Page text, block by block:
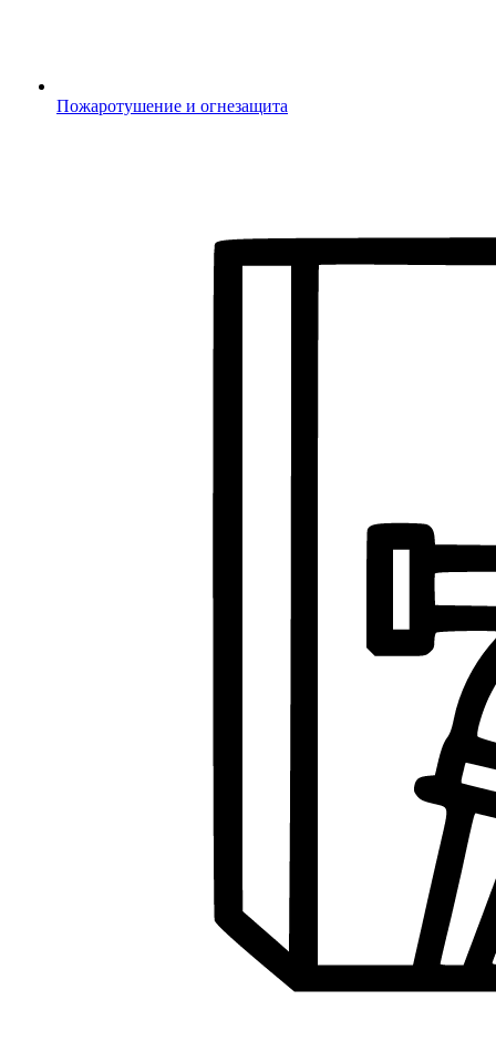
Пожаротушение и огнезащита